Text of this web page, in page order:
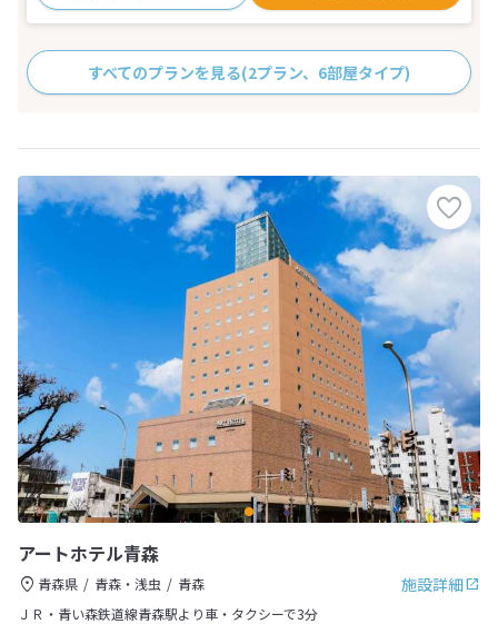
すべてのプランを見る(2プラン、6部屋タイプ)
アートホテル青森
施設詳細
青森県 青森・浅虫
青森
ＪＲ・青い森鉄道線青森駅より車・タクシーで3分